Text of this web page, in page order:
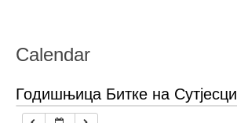
Calendar
Годишњица Битке на Сутјесци